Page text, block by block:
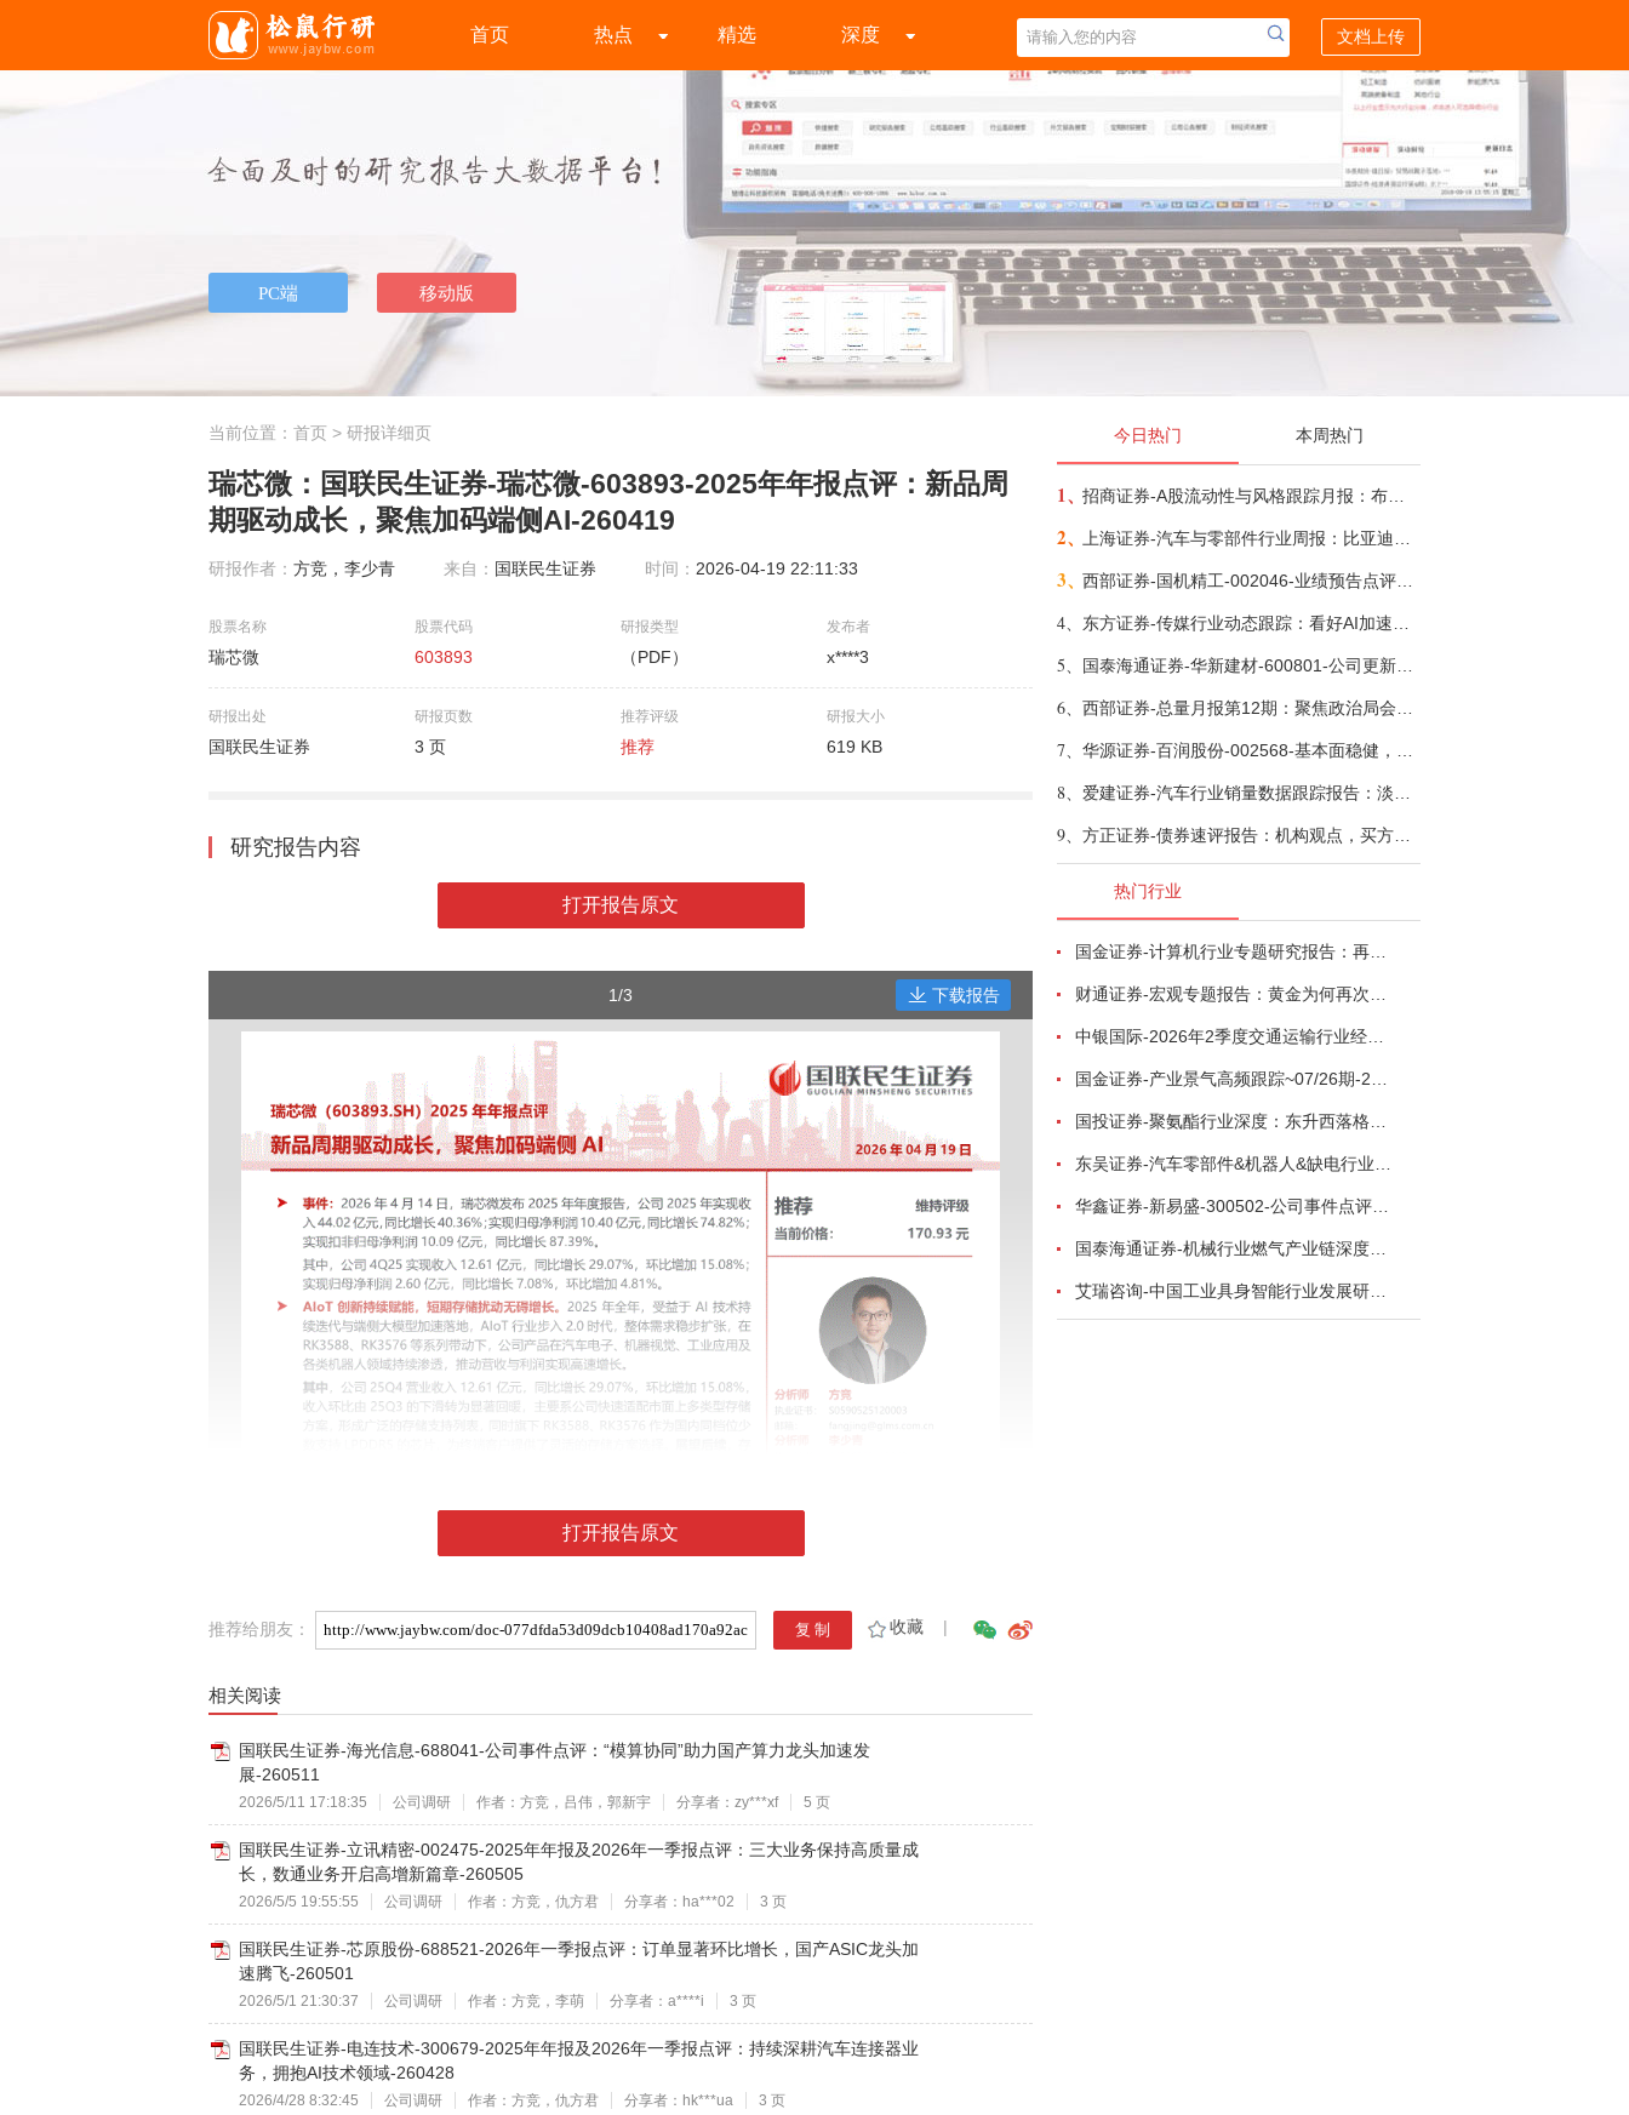
首页 热点 精选 深度 文档上传
当前位置： 首页 > 研报详细页
瑞芯微：国联民生证券-瑞芯微-603893-2025年年报点评：新品周
期驱动成长，聚焦加码端侧AI-260419
研报作者： 方竞，李少青 来自： 国联民生证券 时间： 2026-04-19 22:11:33
股票名称
瑞芯微
股票代码
603893
研报类型
（PDF）
发布者
x****3
研报出处
国联民生证券
研报页数
3 页
推荐评级
推荐
研报大小
619 KB
研究报告内容
打开报告原文
1/3 下载报告
打开报告原文
推荐给朋友： 收藏 |
相关阅读
国联民生证券-海光信息-688041-公司事件点评：“模算协同”助力国产算力龙头加速发
展-260511
2026/5/11 17:18:35 公司调研 作者：方竞，吕伟，郭新宇 分享者：zy***xf 5 页
国联民生证券-立讯精密-002475-2025年年报及2026年一季报点评：三大业务保持高质量成
长，数通业务开启高增新篇章-260505
2026/5/5 19:55:55 公司调研 作者：方竞，仇方君 分享者：ha***02 3 页
国联民生证券-芯原股份-688521-2026年一季报点评：订单显著环比增长，国产ASIC龙头加
速腾飞-260501
2026/5/1 21:30:37 公司调研 作者：方竞，李萌 分享者：a****i 3 页
国联民生证券-电连技术-300679-2025年年报及2026年一季报点评：持续深耕汽车连接器业
务，拥抱AI技术领域-260428
2026/4/28 8:32:45 公司调研 作者：方竞，仇方君 分享者：hk***ua 3 页
今日热门 本周热门
1、
2、
3、
4、
5、
6、
7、
8、
9、
热门行业